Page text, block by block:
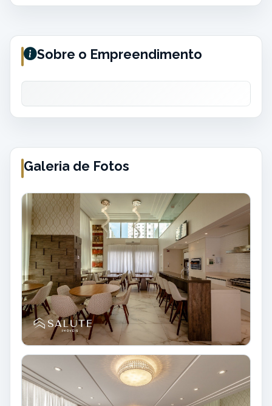
Sobre o Empreendimento
Galeria de Fotos